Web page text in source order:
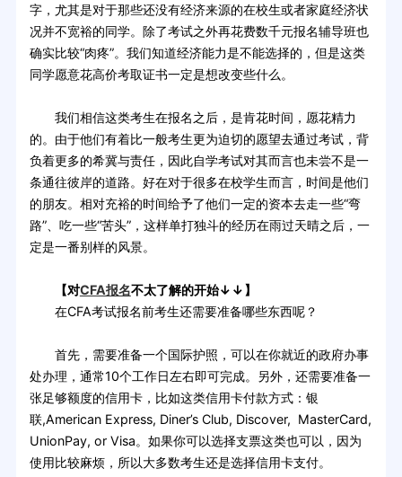
字，尤其是对于那些还没有经济来源的在校生或者家庭经济状
况并不宽裕的同学。除了考试之外再花费数千元报名辅导班也
确实比较“肉疼”。我们知道经济能力是不能选择的，但是这类
同学愿意花高价考取证书一定是想改变些什么。
我们相信这类考生在报名之后，是肯花时间，愿花精力
的。由于他们有着比一般考生更为迫切的愿望去通过考试，背
负着更多的希冀与责任，因此自学考试对其而言也未尝不是一
条通往彼岸的道路。好在对于很多在校学生而言，时间是他们
的朋友。相对充裕的时间给予了他们一定的资本去走一些“弯
路”、吃一些“苦头”，这样单打独斗的经历在雨过天晴之后，一
定是一番别样的风景。
【对CFA报名不太了解的开始↓↓】
在CFA考试报名前考生还需要准备哪些东西呢？
首先，需要准备一个国际护照，可以在你就近的政府办事
处办理，通常10个工作日左右即可完成。另外，还需要准备一
张足够额度的信用卡，比如这类信用卡付款方式：银
联,American Express, Diner’s Club, Discover, MasterCard,
UnionPay, or Visa。如果你可以选择支票这类也可以，因为
使用比较麻烦，所以大多数考生还是选择信用卡支付。